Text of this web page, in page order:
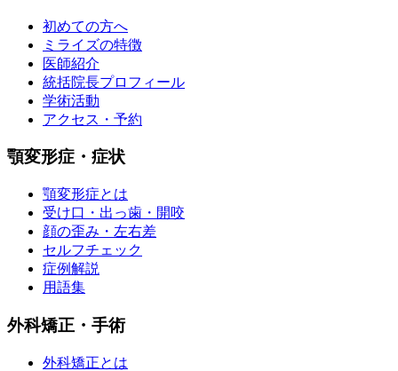
初めての方へ
ミライズの特徴
医師紹介
統括院長プロフィール
学術活動
アクセス・予約
顎変形症・症状
顎変形症とは
受け口・出っ歯・開咬
顔の歪み・左右差
セルフチェック
症例解説
用語集
外科矯正・手術
外科矯正とは